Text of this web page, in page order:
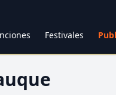
Festivales